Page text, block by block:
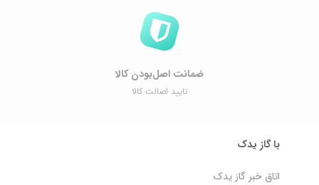
ضمانت اصل‌بودن کالا
تایید اصالت کالا
با گاز یدک
اتاق خبر گاز یدک